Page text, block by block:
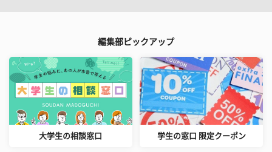
編集部ピックアップ
大学生の相談窓口 学生の窓口 限定クーポン